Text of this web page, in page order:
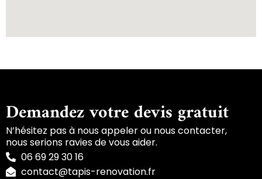
Demandez votre devis gratuit
N’hésitez pas à nous appeler ou nous contacter,
nous serions ravies de vous aider.
06 69 29 30 16
contact@tapis-renovation.fr